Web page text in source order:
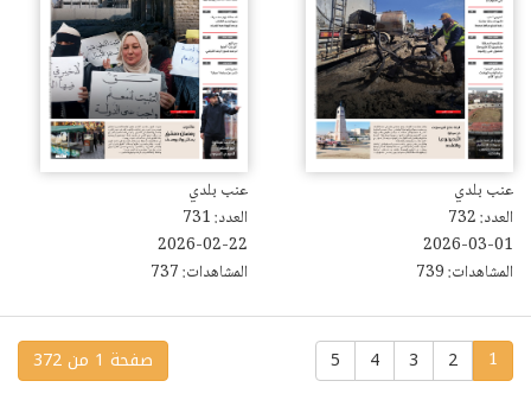
عنب بلدي
العدد: 732
2026-03-01
المشاهدات: 739
عنب بلدي
العدد: 731
2026-02-22
المشاهدات: 737
1
2
3
4
5 صفحة 1 من 372